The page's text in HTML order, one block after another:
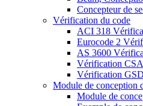
Concepteur de
Vérification du code
ACI 318
Eurocode 2
AS 3600
Vérification
Vérification GSD
Module de conception
Module de